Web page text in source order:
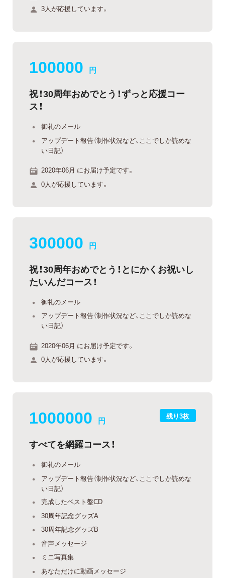
3人が応援しています。
100000 円
祝！30周年おめでとう！ずっと応援コー
ス！
御礼のメール
アップデート報告（制作状況など、ここでしか読めな
い日記）
2020年06月 にお届け予定です。
0人が応援しています。
300000 円
祝！30周年おめでとう！とにかくお祝いし
たいんだコース！
御礼のメール
アップデート報告（制作状況など、ここでしか読めな
い日記）
2020年06月 にお届け予定です。
0人が応援しています。
残り3枚
1000000 円
すべてを網羅コース！
御礼のメール
アップデート報告（制作状況など、ここでしか読めな
い日記）
完成したベスト盤CD
30周年記念グッズA
30周年記念グッズB
音声メッセージ
ミニ写真集
あなただけに動画メッセージ